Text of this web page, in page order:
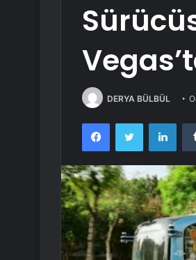
DERYA BÜLBÜL
FacebookTwitter